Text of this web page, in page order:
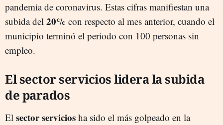
pandemia de coronavirus. Estas cifras manifiestan una
subida del 20% con respecto al mes anterior, cuando el
municipio terminó el periodo con 100 personas sin
empleo.
El sector servicios lidera la subida
de parados
El sector servicios ha sido el más golpeado en la